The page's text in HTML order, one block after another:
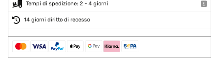
Tempi di spedizione: 2 - 4 giorni
14 giorni diritto di recesso